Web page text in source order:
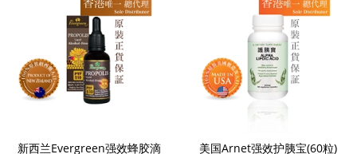
新西兰Evergreen强效蜂胶滴
美国Arnet强效护胰宝(60粒)